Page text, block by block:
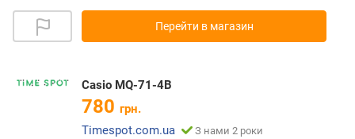
Перейти в магазин
Casio MQ-71-4B
780 грн.
Timespot.com.ua
З нами 2 роки